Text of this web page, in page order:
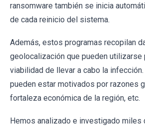
ransomware también se inicia
de cada reinicio del sistema.
Además, estos programas recopilan
geolocalización que pueden utilizarse
viabilidad de llevar a cabo la
pueden estar motivados por razones
fortaleza económica de la región, etc.
Hemos analizado e investigado miles